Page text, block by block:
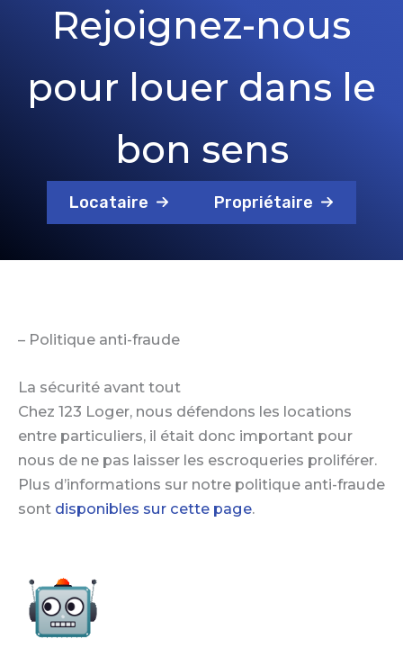
Rejoignez-nous
pour louer dans le
bon sens
Locataire Propriétaire
– Politique anti-fraude
La sécurité avant tout
Chez 123 Loger, nous défendons les locations
entre particuliers, il était donc important pour
nous de ne pas laisser les escroqueries proliférer.
Plus d’informations sur notre politique anti-fraude
sont disponibles sur cette page.